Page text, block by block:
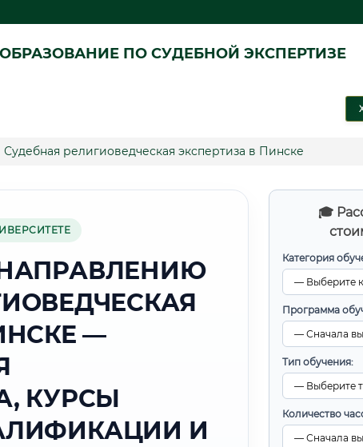
ПО СУДЕБНОЙ ЭКСПЕРТИЗЕ
Судебная религиоведческая экспертиза в Пинске
🎓
Категория
Программа
Тип обучения:
Количество
—
КУРСЫ
И